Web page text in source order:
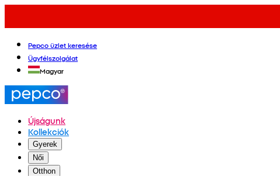
Pepco üzlet keresése
Ügyfélszolgálat
Magyar
Újságunk
Kollekciók
Gyerek
Női
Otthon